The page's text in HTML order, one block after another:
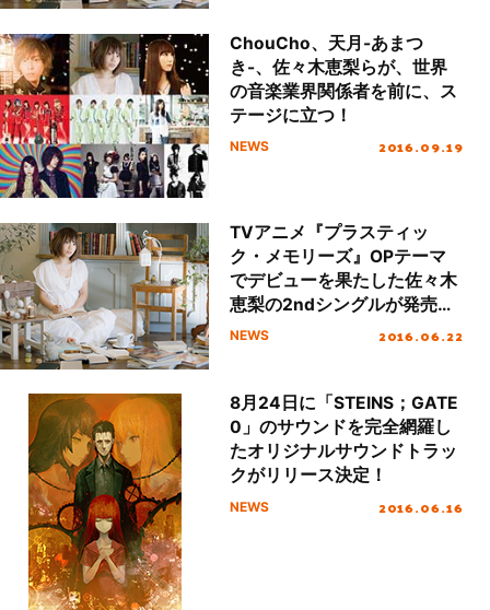
催決定！
ChouCho、天月-あまつ
き-、佐々木恵梨らが、世界
の音楽業界関係者を前に、ス
テージに立つ！
NEWS 2016.09.19
TVアニメ『プラスティッ
ク・メモリーズ』OPテーマ
でデビューを果たした佐々木
恵梨の2ndシングルが発売決
定！リメイク版『この世の果
ック・メモリーズ』OPのダ
ブルタイアップ！
NEWS 2016.06.22
8月24日に「STEINS；GATE
0」のサウンドを完全網羅し
たオリジナルサウンドトラッ
クがリリース決定！
NEWS 2016.06.16